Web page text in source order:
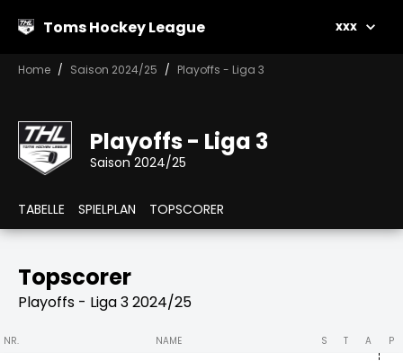
Toms Hockey League xxx
Home Saison 2024/25 Playoffs - Liga 3
Playoffs - Liga 3
Saison 2024/25
TABELLE SPIELPLAN TOPSCORER
Topscorer
Playoffs - Liga 3 2024/25
NR. NAME S T A P